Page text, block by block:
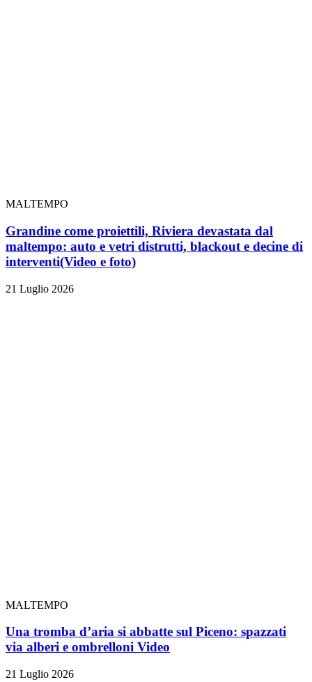
MALTEMPO
Grandine come proiettili, Riviera devastata dal
maltempo: auto e vetri distrutti, blackout e decine di
interventi(Video e foto)
21 Luglio 2026
MALTEMPO
Una tromba d’aria si abbatte sul Piceno: spazzati
via alberi e ombrelloni Video
21 Luglio 2026